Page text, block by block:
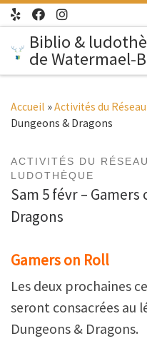
Passer au contenu
Biblio &
de Watermael-
Accueil »Activités du Réseau
Dungeons & Dragons
ACTIVITÉS DU RÉSEAU
LUDOTHÈQUE
Sam 5 févr –
Dragons
Gamers on Roll
Les deux prochaines
seront consacrées au
Dungeons & Dragons.